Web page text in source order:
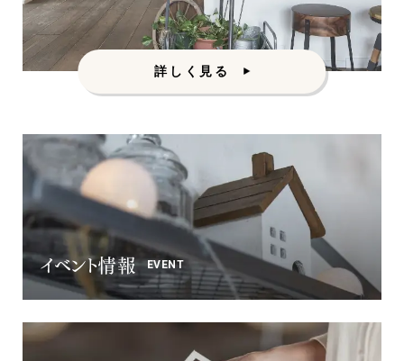
詳しく見る
イベント情報 EVENT